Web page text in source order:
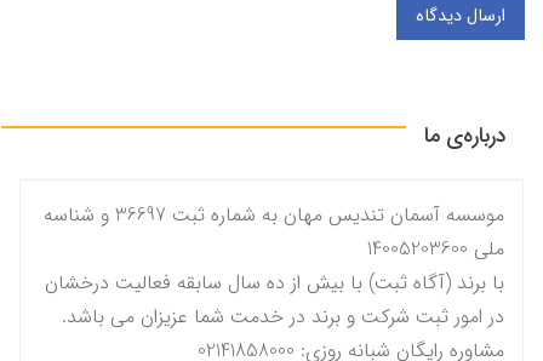
ارسال دیدگاه
درباره‌ی ما
موسسه آسمان تندیس مهان به شماره ثبت 36697 و شناسه
ملی 14005203600
با برند (آگاه ثبت) با بیش از ده سال سابقه فعالیت درخشان
در امور ثبت شرکت و برند در خدمت شما عزیزان می باشد.
مشاوره رایگان شبانه روزی: 02141858000